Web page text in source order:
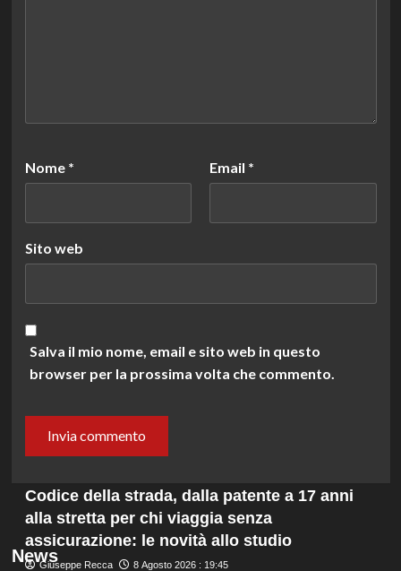
Nome * Email *
Sito web
Salva il mio nome, email e sito web in questo
browser per la prossima volta che commento.
News
Codice della strada, dalla patente a 17 anni
alla stretta per chi viaggia senza
assicurazione: le novità allo studio
Giuseppe Recca 8 Agosto 2026 : 19:45